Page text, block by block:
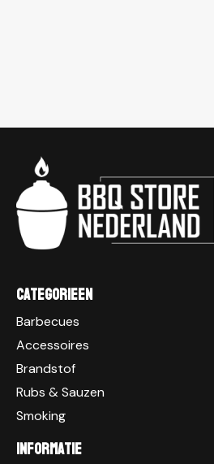
Categorieen
Barbecues
Accessoires
Brandstof
Rubs & Sauzen
Smoking
Informatie